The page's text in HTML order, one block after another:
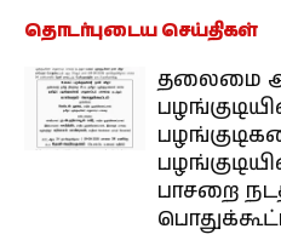
தொடர்புடைய செய்திகள்
தலைமை
பாசறை